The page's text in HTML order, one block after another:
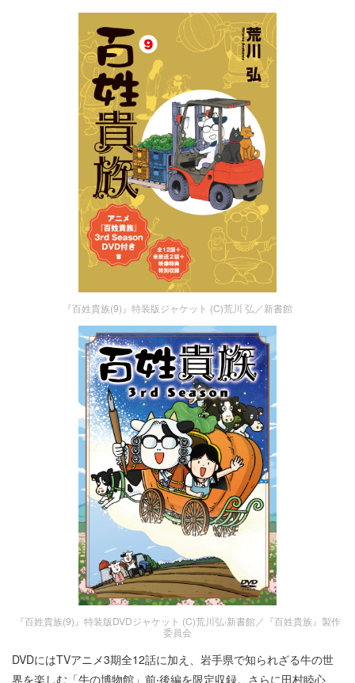
『百姓貴族(9)』特装版ジャケット (C)荒川 弘／新書館
『百姓貴族(9)』特装版DVDジャケット (C)荒川弘‧新書館／『百姓貴族』製作
委員会
DVDにはTVアニメ3期全12話に加え、岩手県で知られざる牛の世
界を楽しむ「牛の博物館」前‧後編を限定収録。さらに田村睦心